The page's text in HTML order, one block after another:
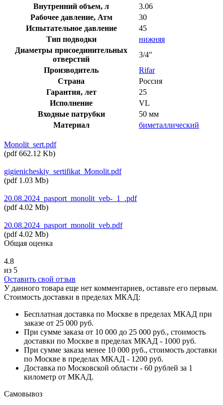
Внутренний объем, л
3.06
Рабочее давление, Атм
30
Испытательное давление
45
Тип подводки
нижняя
Диаметры присоединительных
отверстий
3/4"
Производитель
Rifar
Страна
Россия
Гарантия, лет
25
Исполнение
VL
Входные патрубки
50 мм
Материал
биметаллический
Monolit_sert.pdf
(pdf 662.12 Kb)
gigienicheskiy_sertifikat_Monolit.pdf
(pdf 1.03 Mb)
20.08.2024_pasport_monolit_veb-_1_.pdf
(pdf 4.02 Mb)
20.08.2024_pasport_monolit_veb.pdf
(pdf 4.02 Mb)
Общая оценка
4.8
из 5
Оставить свой отзыв
У данного товара еще нет комментариев, оставьте его первым.
Стоимость доставки в пределах МКАД:
Бесплатная доставка по Москве в пределах МКАД при
заказе от 25 000 руб.
При сумме заказа от 10 000 до 25 000 руб., стоимость
доставки по Москве в пределах МКАД - 1000 руб.
При сумме заказа менее 10 000 руб., стоимость доставки
по Москве в пределах МКАД - 1200 руб.
Доставка по Московской области - 60 рублей за 1
километр от МКАД.
Самовывоз